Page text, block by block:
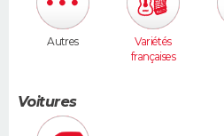
Autres
Variétés
françaises
Voitures